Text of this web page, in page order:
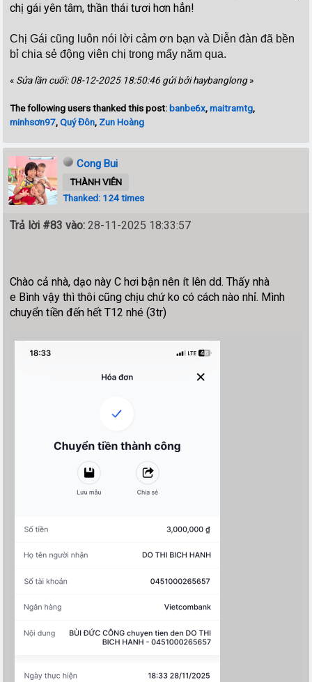
chị gái yên tâm, thần thái tươi hơn hẳn!
Chị Gái cũng luôn nói lời cảm ơn bạn và Diễn đàn đã bền
bỉ chia sẻ động viên chị trong mấy năm qua.
« Sửa lần cuối: 08-12-2025 18:50:46 gửi bởi haybanglong»
The following users thanked this post:banbe6x,maitramtg,
minhsơn97,Quý Đôn, Zun Hoàng
Cong Bui
THÀNH VIÊN
Thanked: 124 times
Trả lời #83 vào: 28-11-2025 18:33:57
Chào cả nhà, dạo này C hơi bận nên ít lên dd. Thấy nhà
e Bình vậy thì thôi cũng chịu chứ ko có cách nào nhỉ. Mình
chuyển tiền đến hết T12 nhé (3tr)